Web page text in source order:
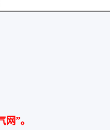
”。